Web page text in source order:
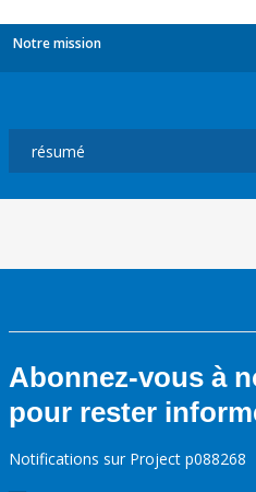
Notre mission
Abonnez-vous à
pour rester
Notifications sur Project p088268